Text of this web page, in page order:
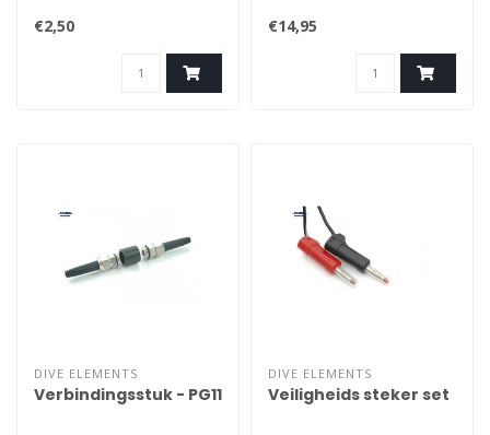
€2,50 €14,95
DIVE ELEMENTS
Verbindingsstuk - PG11
DIVE ELEMENTS
Veiligheids steker set